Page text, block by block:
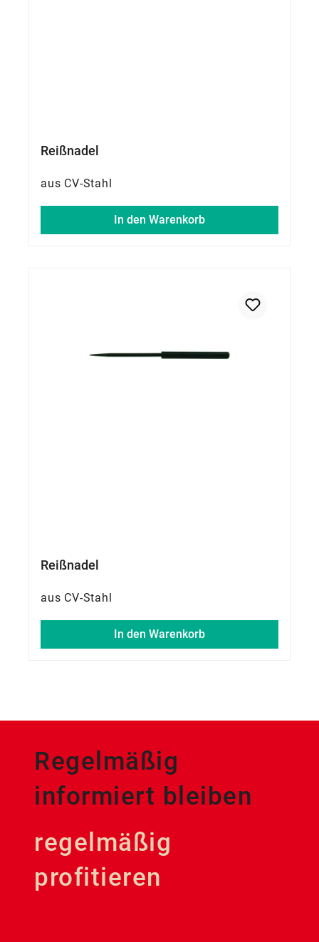
Reißnadel
aus CV-Stahl
In den Warenkorb
Reißnadel
aus CV-Stahl
In den Warenkorb
Regelmäßig
informiert bleiben
regelmäßig
profitieren